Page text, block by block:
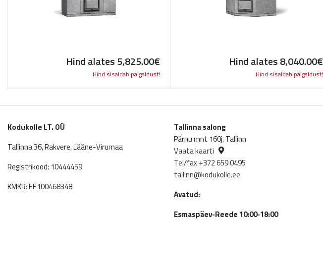
Hind alates5,825.00€
Hind sisaldab paigaldust!
Hind alates8,040.00€
Hind sisaldab paigaldust!
Kodukolle LT. OÜ
Tallinna 36, Rakvere, Lääne-Virumaa
Registrikood: 10444459
KMKR: EE100468348
Tallinna salong
Pärnu mnt 160j, Tallinn
Vaata kaarti
Tel/fax +372 659 0495
tallinn@kodukolle.ee
Avatud:
Esmaspäev-Reede 10:00-18:00